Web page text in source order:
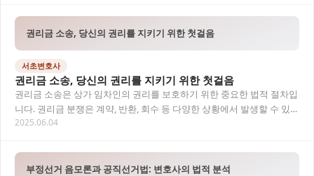
권리금 소송, 당신의 권리를 지키기 위한 첫걸음
서초변호사
권리금 소송, 당신의 권리를 지키기 위한 첫걸음
권리금 소송은 상가 임차인의 권리를 보호하기 위한 중요한 법적 절차입
니다. 권리금 분쟁은 계약, 반환, 회수 등 다양한 상황에서 발생할 수 있으
며, 이를 해결하려면 부동산전문변호사…
2025.06.04
부정선거 음모론과 공직선거법: 변호사의 법적 분석